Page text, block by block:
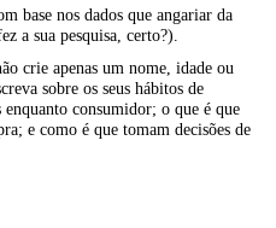
base nos dados que angariar da
a sua pesquisa, certo?).
crie apenas um nome, idade ou
sobre os seus hábitos de
enquanto consumidor; o que é que
e como é que tomam decisões de